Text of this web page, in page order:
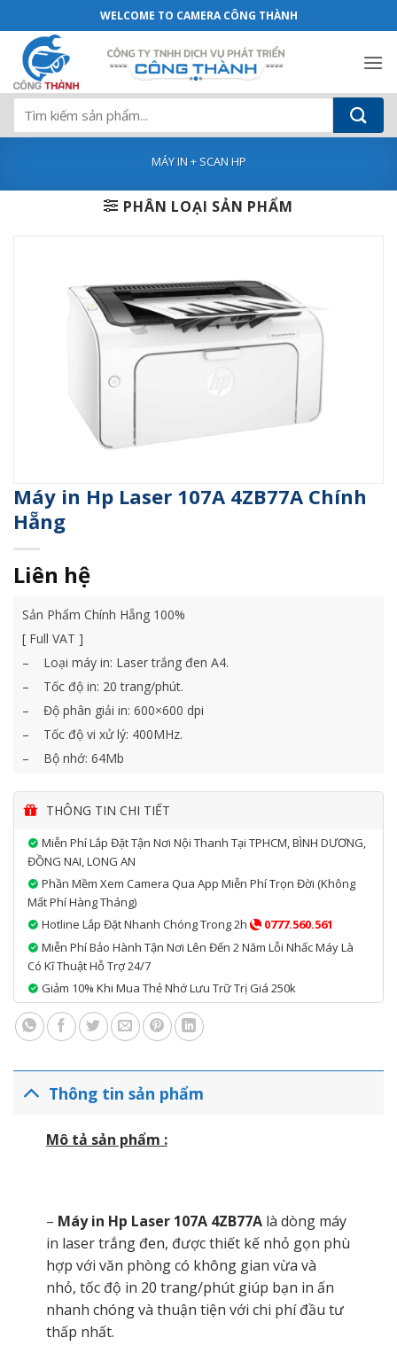
qua
dung
Máy in Hp Laser 107A 4ZB77A Chính
WELCOME TO CAMERA CÔNG THÀNH
Tìm
kiếm:
MÁY IN + SCAN HP
PHÂN LOẠI SẢN PHẨM
Máy in Hp Laser 107A 4ZB77A Chính
Hẵng
Liên hệ
Sản Phẩm Chính Hẵng 100%
[ Full VAT ]
– Loại máy in: Laser trắng đen A4.
– Tốc độ in: 20 trang/phút.
– Độ phân giải in: 600×600 dpi
– Tốc độ vi xử lý: 400MHz.
– Bộ nhớ: 64Mb
– Mobile printing capability: Apple AirPrint™, HP ePrint,
– Khay giấy vào: 150 tờ.
– Khay giấy ra: 100 tờ.
– Mực sử dụng: Hộp mực in LaserJet
107A dung lượng ~ 1000 trang.
THÔNG TIN CHI TIẾT
Miễn Phí Lắp Đặt Tận Nơi Nội Thanh Tại TPHCM, BÌNH DƯƠNG,
ĐỒNG NAI, LONG AN
Phần Mềm Xem Camera Qua App Miễn Phí Trọn Đời (không
Mất Phí Hàng Tháng)
Hotline Lắp Đặt Nhanh Chóng Trong 2h
0777.560.561
Miễn Phí Bảo Hành Tận Nơi Lên Đến 2 Năm Lỗi Nhấc Máy Là
Có Kĩ Thuật Hỗ Trợ 24/7
Giảm 10% Khi Mua Thẻ Nhớ Lưu Trữ Trị Giá 250k
Thông tin sản phẩm
Mô tả sản phẩm :
– Máy in Hp Laser 107A 4ZB77Alà dòng máy
in laser trắng đen, được thiết kế nhỏ gọn phù
hợp với văn phòng có không gian vừa và
nhỏ, tốc độ in 20 trang/phút giúp bạn in ấn
nhanh chóng và thuận tiện với chi phí đầu tư
thấp nhất.